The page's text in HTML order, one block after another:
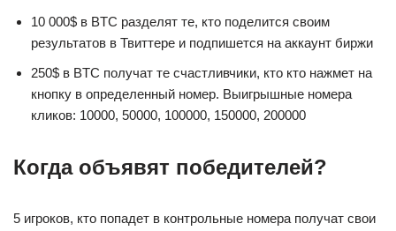
10 000$ в BTC разделят те, кто поделится своим
результатов в Твиттере и подпишется на аккаунт биржи
250$ в BTC получат те счастливчики, кто кто нажмет на
кнопку в определенный номер. Выигрышные номера
кликов: 10000, 50000, 100000, 150000, 200000
Когда объявят победителей?
5 игроков, кто попадет в контрольные номера получат свои